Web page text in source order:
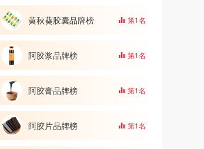
黄秋葵胶囊品牌榜 第1名
阿胶浆品牌榜 第1名
阿胶膏品牌榜 第1名
阿胶片品牌榜 第1名